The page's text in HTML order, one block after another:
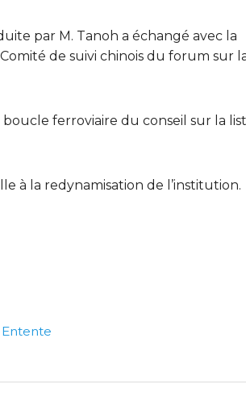
par M. Tanoh a échangé avec la
de suivi chinois du forum sur
ferroviaire du conseil sur la
à la redynamisation de l’institution.